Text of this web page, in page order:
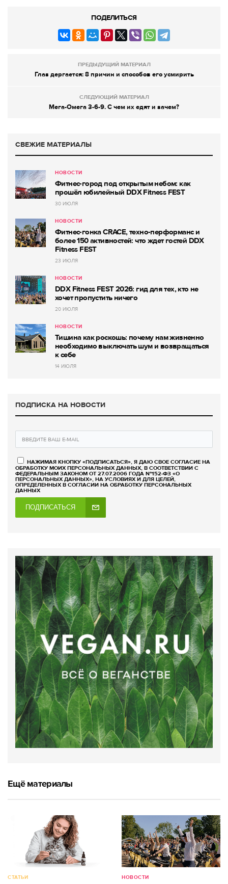
ПОДЕЛИТЬСЯ
ПРЕДЫДУЩИЙ МАТЕРИАЛ
Глаз дергается: 8 причин и способов его усмирить
СЛЕДУЮЩИЙ МАТЕРИАЛ
Мега-Омега 3-6-9. С чем их едят и зачем?
СВЕЖИЕ МАТЕРИАЛЫ
НОВОСТИ
Фитнес-город под открытым небом: как
прошёл юбилейный DDX Fitness FEST
30 ИЮЛЯ
НОВОСТИ
Фитнес-гонка CRACE, техно-перформанс и
более 150 активностей: что ждет гостей DDX
Fitness FEST
23 ИЮЛЯ
НОВОСТИ
DDX Fitness FEST 2026: гид для тех, кто не
хочет пропустить ничего
20 ИЮЛЯ
НОВОСТИ
Тишина как роскошь: почему нам жизненно
необходимо выключать шум и возвращаться
к себе
14 ИЮЛЯ
ПОДПИСКА НА НОВОСТИ
НАЖИМАЯ КНОПКУ «ПОДПИСАТЬСЯ», Я ДАЮ СВОЕ СОГЛАСИЕ НА
ОБРАБОТКУ МОИХ ПЕРСОНАЛЬНЫХ ДАННЫХ, В СООТВЕТСТВИИ С
ФЕДЕРАЛЬНЫМ ЗАКОНОМ ОТ 27.07.2006 ГОДА №152-ФЗ «О
ПЕРСОНАЛЬНЫХ ДАННЫХ», НА УСЛОВИЯХ И ДЛЯ ЦЕЛЕЙ,
ОПРЕДЕЛЕННЫХ В СОГЛАСИИ НА ОБРАБОТКУ ПЕРСОНАЛЬНЫХ
ДАННЫХ
ПОДПИСАТЬСЯ
Ещё материалы
СТАТЬИ НОВОСТИ